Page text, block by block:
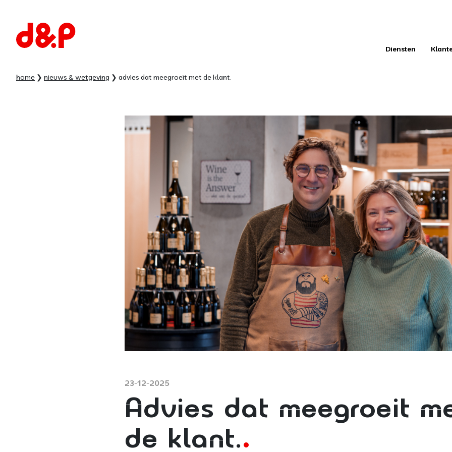
Diensten
home nieuws & wetgeving advies dat meegroeit met de klant.
23-12-2025
Advies dat meegroeit
de klant.